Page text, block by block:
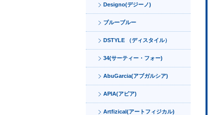
Designo(デジーノ)
ブルーブルー
DSTYLE （ディスタイル）
34(サーティー・フォー)
AbuGarcia(アブガルシア)
APIA(アピア)
Artfizical(アートフィジカル)